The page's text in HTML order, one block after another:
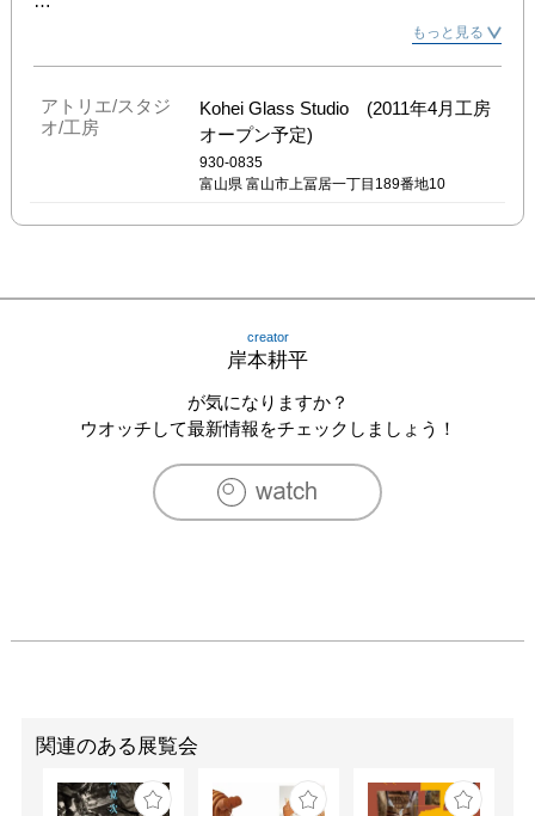
2008年　第3回富山現代ガラス大賞展　特別賞（準グラン
プリ）
2008年　第4回黄金崎ガラスの器展　VESSELS（静岡）
2009年　富山のガラス作家展（品品法邑/札幌）
2010年　第49回日本クラフト展（東京）
2010年　Glass Craft Triennare 2010（伊丹市）審査員賞
2010年　金沢国際ガラス展2010（金沢）ウィリアム・ダ
2010年　硝子・杯展（KARANISカラニス/南青山）
2010年　高岡クラフト展
もっと見る
アトリエ/スタジ
オ/工房
Kohei Glass Studio (2011年4月工房
オープン予定)
930-0835
富山県 富山市上冨居一丁目189番地10
creator
岸本耕平
が気になりますか？
ウオッチして最新情報をチェックしましょう！
関連のある展覧会